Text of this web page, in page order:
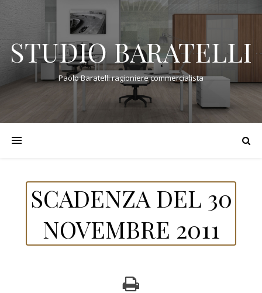
STUDIO BARATELLI
Paolo Baratelli ragioniere commercialista
SCADENZA DEL 30
NOVEMBRE 2011